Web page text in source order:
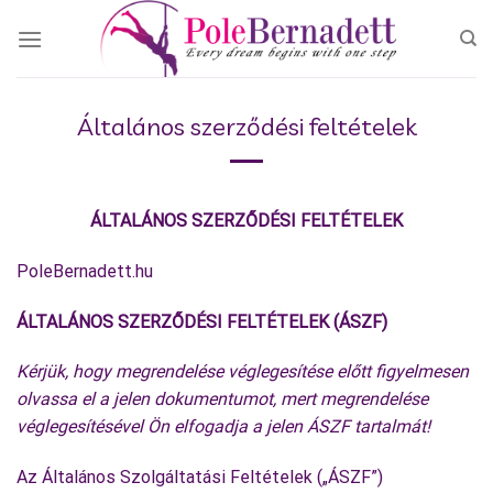
Általános szerződési feltételek
ÁLTALÁNOS SZERZŐDÉSI FELTÉTELEK
PoleBernadett.hu
ÁLTALÁNOS SZERZŐDÉSI FELTÉTELEK (ÁSZF)
Kérjük, hogy megrendelése véglegesítése előtt figyelmesen
olvassa el a jelen dokumentumot, mert megrendelése
véglegesítésével Ön elfogadja a jelen ÁSZF tartalmát!
Az Általános Szolgáltatási Feltételek („ÁSZF”)